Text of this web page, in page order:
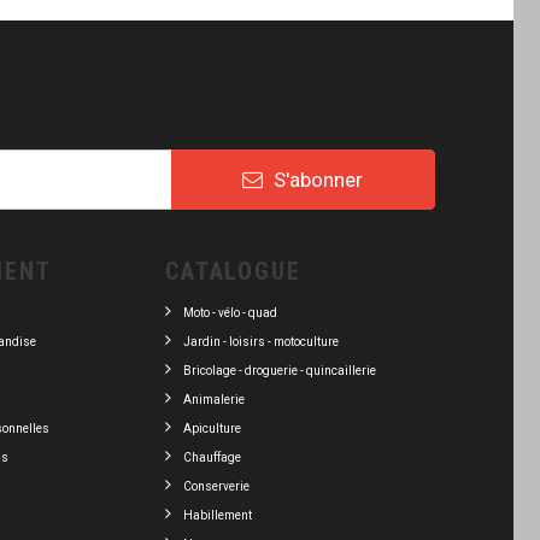
S'abonner
CATALOGUE
Moto - vélo - quad
Jardin - loisirs - motoculture
Bricolage - droguerie - quincaillerie
Animalerie
Apiculture
Chauffage
Conserverie
Habillement